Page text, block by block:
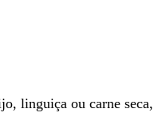
linguiça ou carne